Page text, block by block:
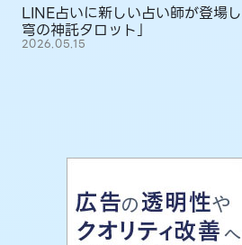
LINE占いに新しい占い師が登場
穹の神託タロット」
2026.05.15